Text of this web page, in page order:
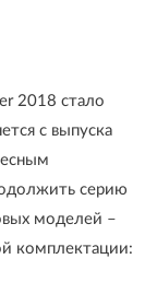
2018 стало
с выпуска
серию
моделей –
комплектации: